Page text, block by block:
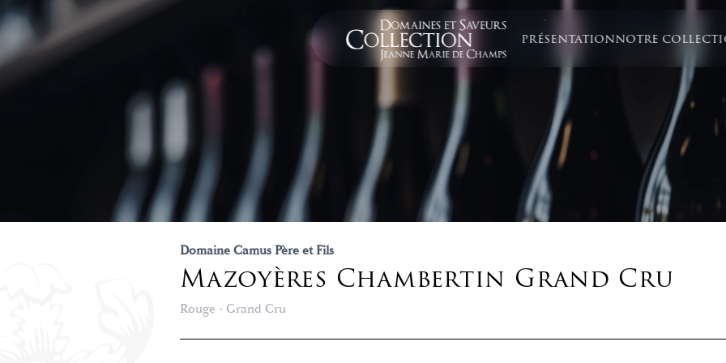
PRÉSENTATIONNOTRE
Domaine Camus Père et Fils
Mazoyères Chambertin Grand Cru
Rouge - Grand Cru